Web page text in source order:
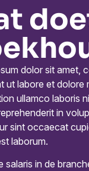
dolor sit amet,
ut labore et dolore
ullamco laboris
in
sint occaecat
laborum.
salaris in de